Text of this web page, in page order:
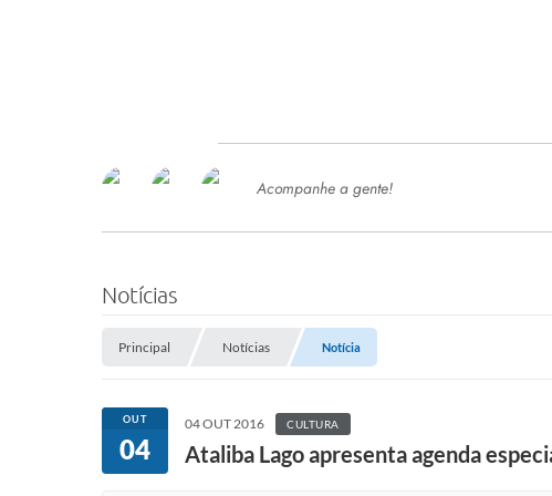
SERVIÇOS
SEMED
Processo de Contratação -
Concursos e Processos Seletivos
Esporte
Acompanhe a gente!
Notícias
Principal Notícias Notícia
OUT
04
04 OUT 2016 CULTURA
Ataliba Lago apresenta agenda